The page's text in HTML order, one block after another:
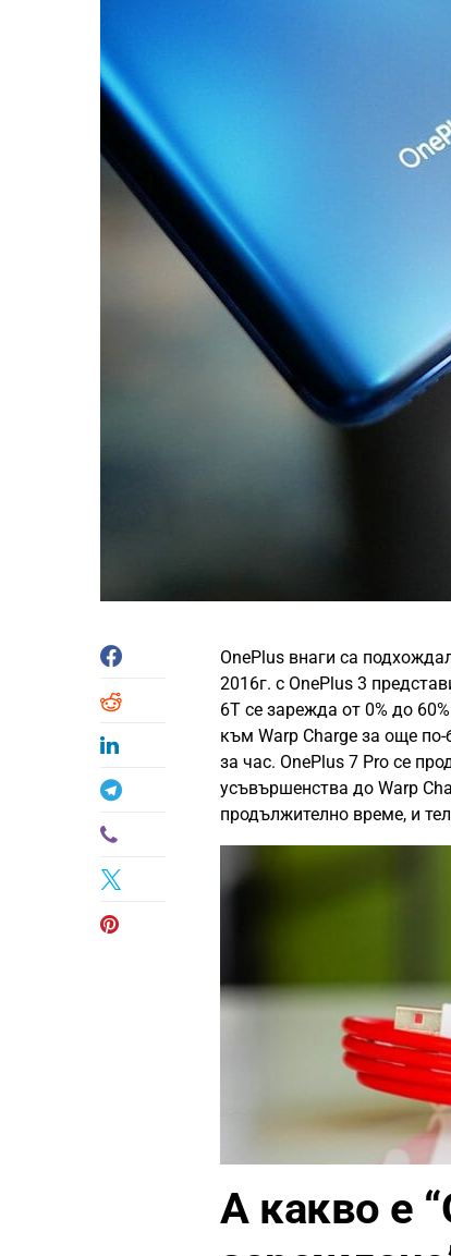
OnePlus внаги са
2016г. с OnePlus 3
6T се зарежда от 0% до
към Warp Charge за още
за час. OnePlus 7 Pro се
усъвършенства до Warp
продължително време, и
А каквo е